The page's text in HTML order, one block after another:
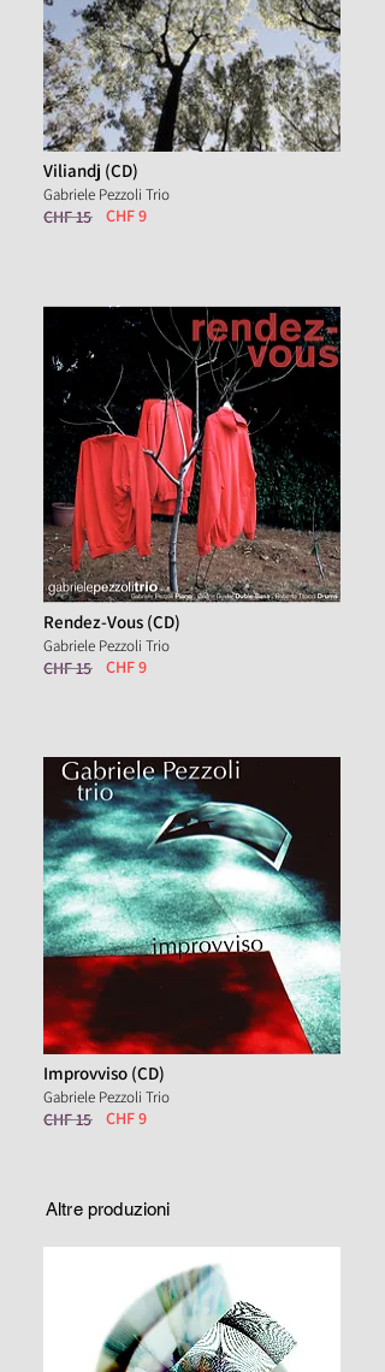
Viliandj (CD)
Gabriele Pezzoli Trio
CHF 15 CHF 9
Rendez-Vous (CD)
Gabriele Pezzoli Trio
CHF 15 CHF 9
Improvviso (CD)
Gabriele Pezzoli Trio
CHF 15 CHF 9
Altre produzioni